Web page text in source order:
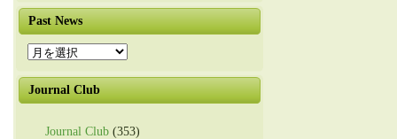
Past News
Past
News
Journal Club
Journal Club (353)